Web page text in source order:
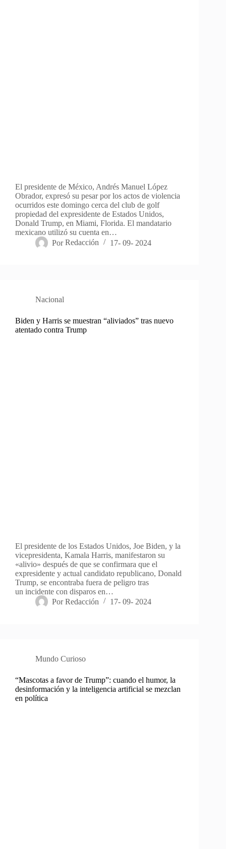
El presidente de México, Andrés Manuel López
Obrador, expresó su pesar por los actos de violencia
ocurridos este domingo cerca del club de golf
propiedad del expresidente de Estados Unidos,
Donald Trump, en Miami, Florida. El mandatario
mexicano utilizó su cuenta en…
Por Redacción 17- 09- 2024
Nacional
Biden y Harris se muestran “aliviados” tras nuevo
atentado contra Trump
El presidente de los Estados Unidos, Joe Biden, y la
vicepresidenta, Kamala Harris, manifestaron su
«alivio» después de que se confirmara que el
expresidente y actual candidato republicano, Donald
Trump, se encontraba fuera de peligro tras
un incidente con disparos en…
Por Redacción 17- 09- 2024
Mundo Curioso
“Mascotas a favor de Trump”: cuando el humor, la
desinformación y la inteligencia artificial se mezclan
en política